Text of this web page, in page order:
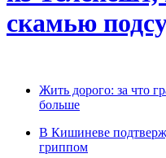
скамью
Жить дорого: за что
больше
В Кишиневе
гриппом